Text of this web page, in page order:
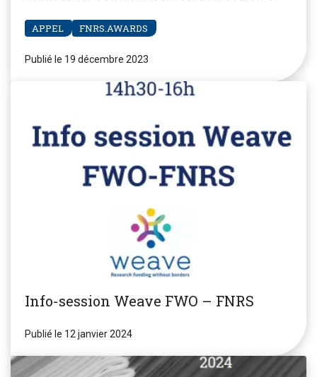
APPEL FNRS.AWARDS
Publié le 19 décembre 2023
Info-session Weave FWO – FNRS
Publié le 12 janvier 2024